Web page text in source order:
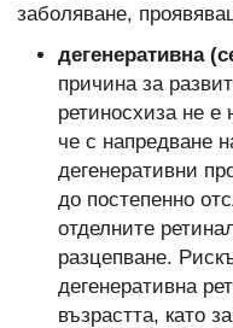
заболяване,
дегенеративна
причина за
ретиносхиза не
че с напредване
дегенеративни
до постепенно
отделните
разцепване.
дегенеративна
възрастта, като